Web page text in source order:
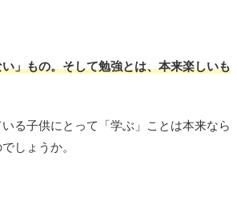
」もの。そして勉強とは、本来楽しいも
る子供にとって「学ぶ」ことは本来なら
しょうか。